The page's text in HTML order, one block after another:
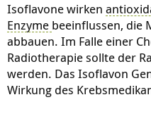
Isoflavone wirken
Enzyme beeinflussen, die
abbauen. Im Falle einer
Radiotherapie sollte der
werden. Das Isoflavon
Wirkung des